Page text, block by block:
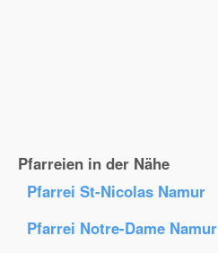
Pfarreien in der Nähe
Pfarrei St-Nicolas Namur
Pfarrei Notre-Dame Namur